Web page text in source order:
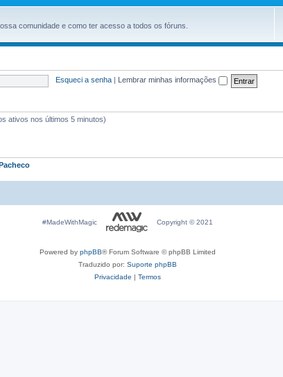
comunidade e como ter acesso a todos os fóruns.
Esqueci a senha Lembrar minhas informações
ativos nos últimos 5 minutos)
#MadeWithMagic Copyright © 2021
Powered by phpBB® Forum Software © phpBB Limited
Traduzido por: Suporte phpBB
Privacidade | Termos